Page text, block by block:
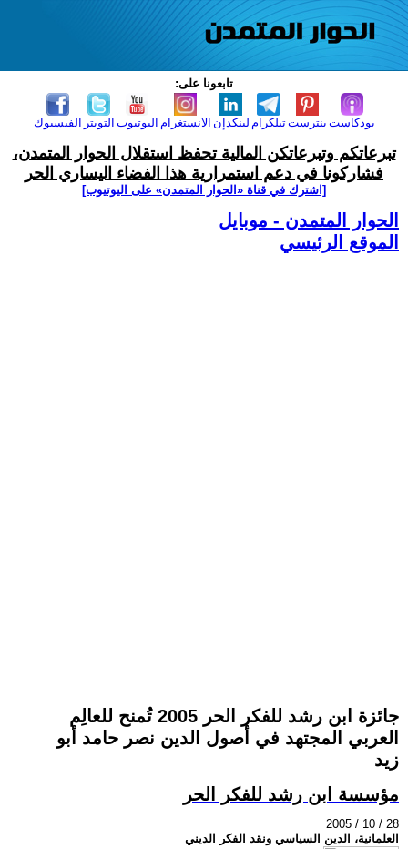
تابعونا على:
الفيسبوك التويتر اليوتيوب الانستغرام لينكدإن تيلكرامبنترست بودكاست
تبرعاتكم وتبرعاتكن المالية تحفظ استقلال الحوار المتمدن،
فشاركونا في دعم استمرارية هذا الفضاء اليساري الحر
[اشترك في قناة ‫«الحوار المتمدن» على اليوتيوب]
الحوار المتمدن - موبايل
الموقع الرئيسي
جائزة ابن رشد للفكر الحر 2005 تُمنح للعالِم
العربي المجتهد في أصول الدين نصر حامد أبو
زيد
مؤسسة ابن رشد للفكر الحر
2005 / 10 / 28
العلمانية، الدين السياسي ونقد الفكر الديني